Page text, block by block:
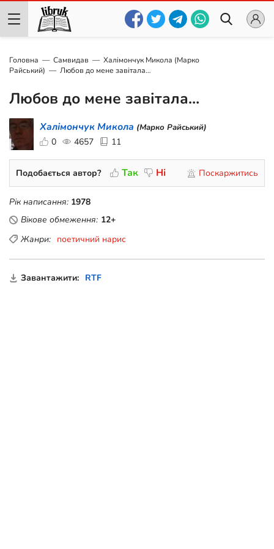
Головна Самвидав
Халімончук Микола (Марко
Райський)
Любов до мене завітала…
Любов до мене завітала…
Халімончук Микола (Марко Райський)
0 4657 11
Подобається автор? Так Ні Поскаржитись
Рік написання: 1978
Вікове обмеження: 12+
Жанри: поетичний нарис
Завантажити: RTF